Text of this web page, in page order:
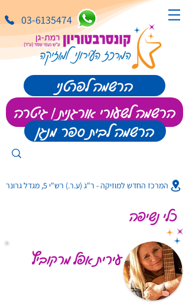
03-6135474
הרשמה לשעורי אורגנית | גיטרה
הרשמה לבית ספר מנגן
הרשמה לפרטני
המרכז החדש למוזיקה - ר"ג (ע.ר.) רש"י 5, מגדל גרונר
כלי נשיפה
עירית אפל מרקוביץ